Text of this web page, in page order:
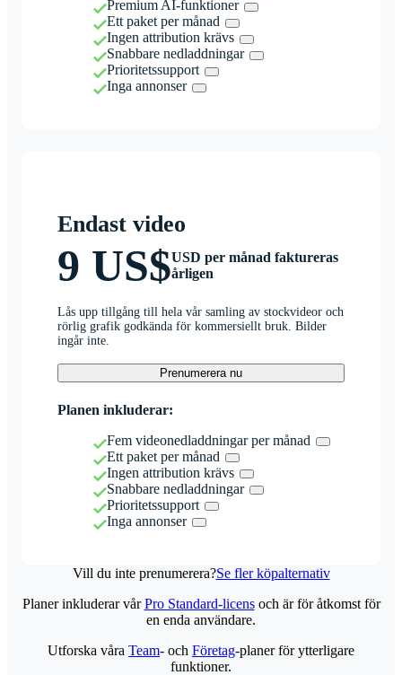
Premium AI-funktioner
Ett paket per månad
Ingen attribution krävs
Snabbare nedladdningar
Prioritetssupport
Inga annonser
Endast video
9 US$USD per månad faktureras
årligen
Lås upp tillgång till hela vår samling av stockvideor och
rörlig grafik godkända för kommersiellt bruk. Bilder
ingår inte.
Prenumerera nu
Planen inkluderar:
Fem videonedladdningar per månad
Ett paket per månad
Ingen attribution krävs
Snabbare nedladdningar
Prioritetssupport
Inga annonser
Vill du inte prenumerera?Se fler köpalternativ
Planer inkluderar vårPro Standard-licensoch är för åtkomst för
en enda användare.
Utforska våra Team- och Företag-planer för ytterligare
funktioner.